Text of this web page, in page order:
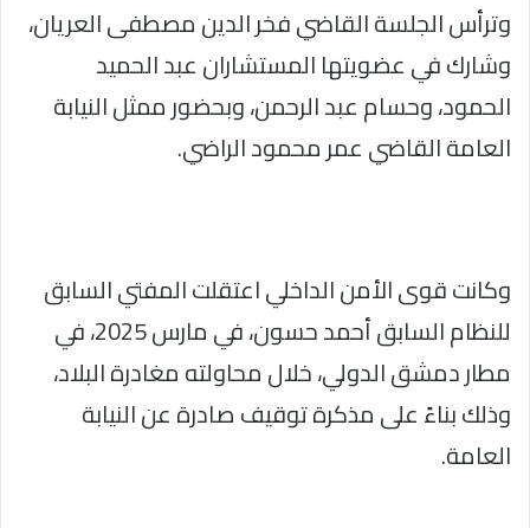
وترأس الجلسة القاضي فخر الدين مصطفى العريان،
وشارك في عضويتها المستشاران عبد الحميد
الحمود، وحسام عبد الرحمن، وبحضور ممثل النيابة
العامة القاضي عمر محمود الراضي.
وكانت قوى الأمن الداخلي اعتقلت المفتي السابق
للنظام السابق أحمد حسون، في مارس 2025، في
مطار دمشق الدولي، خلال محاولته مغادرة البلاد،
وذلك بناءً على مذكرة توقيف صادرة عن النيابة
العامة.